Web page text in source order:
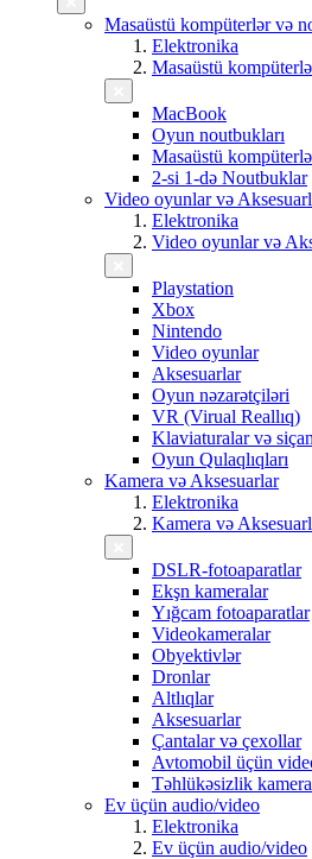
Masaüstü kompüterlər və
Elektronika
Masaüstü
MacBook
Oyun noutbukları
Masaüstü
2-si 1-də Noutbuklar
Video oyunlar və
Elektronika
Video oyunlar və
Playstation
Xbox
Nintendo
Video oyunlar
Aksesuarlar
Oyun nəzarətçiləri
VR (Virual Reallıq)
Klaviaturalar və
Oyun Qulaqlıqları
Kamera və Aksesuarlar
Elektronika
Kamera və
DSLR-fotoaparatlar
Ekşn kameralar
Yığcam fotoaparatlar
Videokameralar
Obyektivlər
Dronlar
Altlıqlar
Aksesuarlar
Çantalar və çexollar
Avtomobil üçün
Təhlükəsizlik
Ev üçün audio/video
Elektronika
Ev üçün audio/video